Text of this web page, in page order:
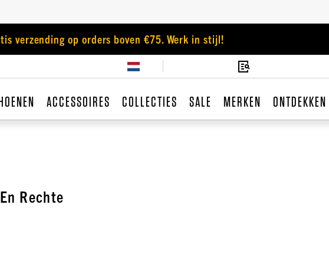
verzending op orders boven €75. Werk in stijl!
ACCESSOIRES COLLECTIES SALE MERKEN ONTDEKKEN
Rechte